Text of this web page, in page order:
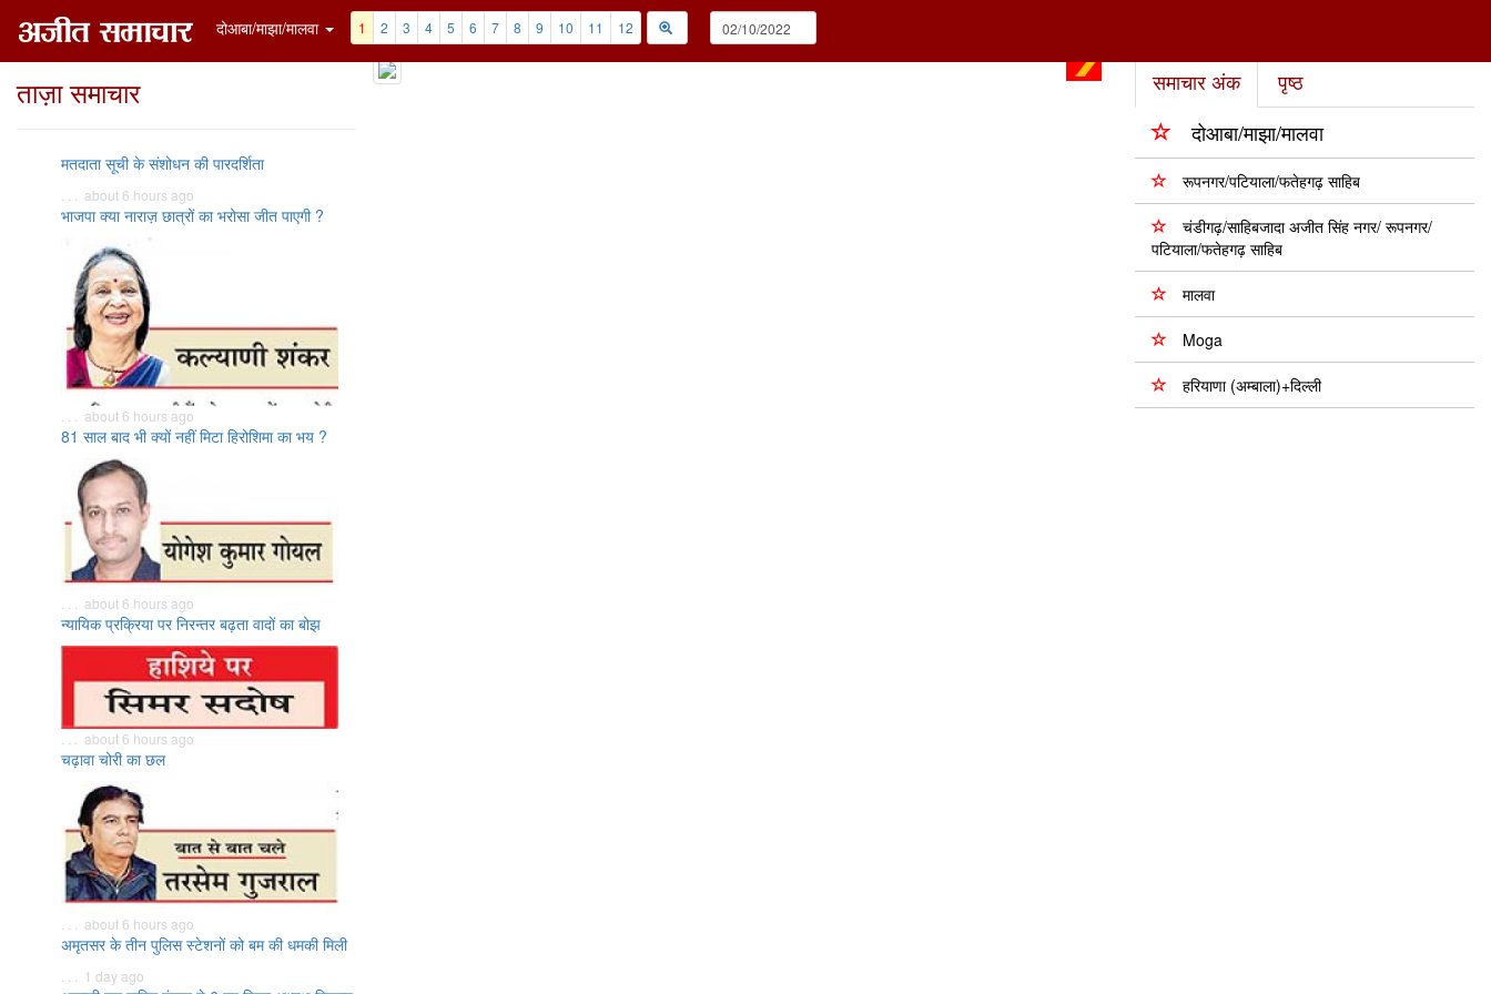
दोआबा/माझा/मालवा 1 2 3 4 5 6 7 8 9 10 11 12
ताज़ा समाचार
मतदाता सूची के संशोधन की पारदर्शिता
. . . about 6 hours ago
भाजपा क्या नाराज़ छात्रों का भरोसा जीत पाएगी ?
. . . about 6 hours ago
81 साल बाद भी क्यों नहीं मिटा हिरोशिमा का भय ?
. . . about 6 hours ago
न्यायिक प्रक्रिया पर निरन्तर बढ़ता वादों का बोझ
. . . about 6 hours ago
चढ़ावा चोरी का छल
. . . about 6 hours ago
अमृतसर के तीन पुलिस स्टेशनों को बम की धमकी मिली
. . . 1 day ago
समाचार अंक
पृष्ठ
दोआबा/माझा/मालवा
रूपनगर/पटियाला/फतेहगढ़ साहिब
चंडीगढ़/साहिबजादा अजीत सिंह नगर/ रूपनगर/
पटियाला/फतेहगढ़ साहिब
मालवा
Moga
हरियाणा (अम्बाला)+दिल्ली